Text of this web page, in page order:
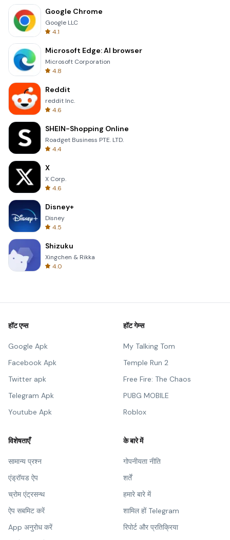
Google Chrome
Google LLC
4.1
Microsoft Edge: AI browser
Microsoft Corporation
4.8
Reddit
reddit Inc.
4.6
SHEIN-Shopping Online
Roadget Business PTE. LTD.
4.4
X
X Corp.
4.6
Disney+
Disney
4.5
Shizuku
Xingchen & Rikka
4.0
हॉट एप्स
Google Apk
Facebook Apk
Twitter apk
Telegram Apk
Youtube Apk
हॉट गेम्स
My Talking Tom
Temple Run 2
Free Fire: The Chaos
PUBG MOBILE
Roblox
विशेषताएँ
सामान्य प्रश्न
एंड्रॉयड ऐप
च्रोम एंट्रसन्थ
ऐप सबमिट करें
App अनुरोध करें
के बारे में
गोपनीयता नीति
शर्तें
हमारे बारे में
शामिल हों Telegram
रिपोर्ट और प्रतिक्रिया